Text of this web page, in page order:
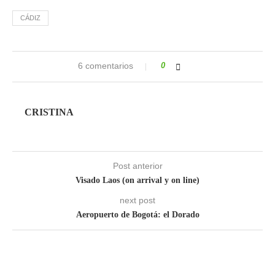
CÁDIZ
6 comentarios 0
CRISTINA
Post anterior
Visado Laos (on arrival y on line)
next post
Aeropuerto de Bogotá: el Dorado